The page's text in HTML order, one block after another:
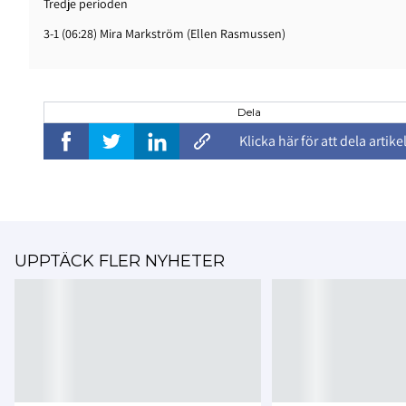
Tredje perioden
3-1 (06:28) Mira Markström (Ellen Rasmussen)
Dela
Klicka här för att dela
UPPTÄCK FLER NYHETER